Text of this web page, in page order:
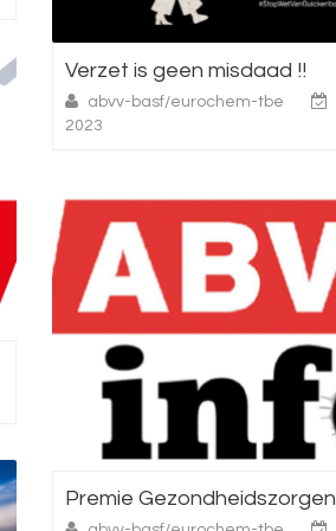
Verzet is geen misdaad !!
abvv-basf/eurochem-tbe
2023
Premie Gezondheidszorgen